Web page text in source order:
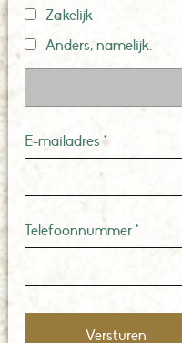
Zakelijk
Anders, namelijk:
E-mailadres *
Telefoonnummer *